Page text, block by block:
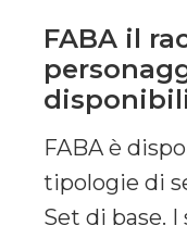
FABA il
FABA è
tipologie di
Set di base.